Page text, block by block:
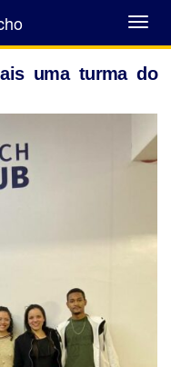
Abrir
Menu
uma turma do